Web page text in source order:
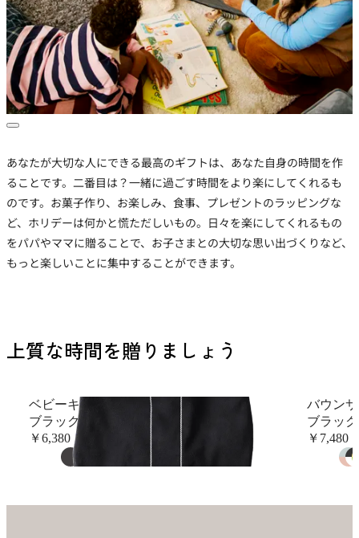
あなたが大切な人にできる最高のギフトは、あなた自身の時間を作
ることです。二番目は？一緒に過ごす時間をより楽にしてくれるも
のです。お菓子作り、お楽しみ、食事、プレゼントのラッピングな
ど、ホリデーは何かと慌ただしいもの。日々を楽にしてくれるもの
をパパやママに贈ることで、お子さまとの大切な思い出づくりなど、
もっと楽しいことに集中することができます。
上質な時間を贈りましょう
ベビーキャリア カバー
ブラック
￥6,380
バウン
ブラッ
￥7,480